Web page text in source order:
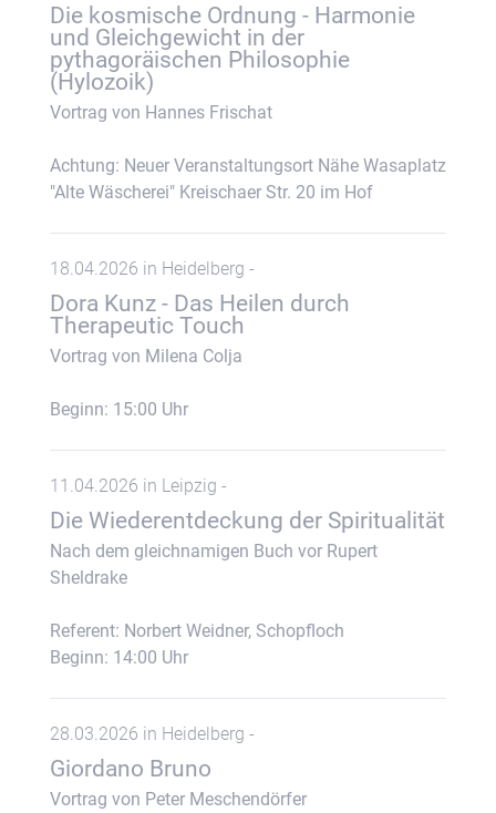
Die kosmische Ordnung - Harmonie
und Gleichgewicht in der
pythagoräischen Philosophie
(Hylozoik)
Vortrag von Hannes Frischat
Achtung: Neuer Veranstaltungsort Nähe Wasaplatz
"Alte Wäscherei" Kreischaer Str. 20 im Hof
18.04.2026 in Heidelberg -
Dora Kunz - Das Heilen durch
Therapeutic Touch
Vortrag von Milena Colja
Beginn: 15:00 Uhr
11.04.2026 in Leipzig -
Die Wiederentdeckung der Spiritualität
Nach dem gleichnamigen Buch vor Rupert
Sheldrake
Referent: Norbert Weidner, Schopfloch
Beginn: 14:00 Uhr
28.03.2026 in Heidelberg -
Giordano Bruno
Vortrag von Peter Meschendörfer